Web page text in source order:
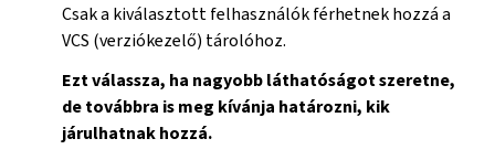
Csak a kiválasztott felhasználók férhetnek hozzá a
VCS (verziókezelő) tárolóhoz.
Ezt válassza, ha nagyobb láthatóságot szeretne,
de továbbra is meg kívánja határozni, kik
járulhatnak hozzá.